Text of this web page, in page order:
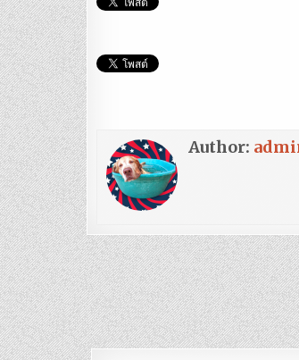
Author:
แนะแนว
เรื่อง